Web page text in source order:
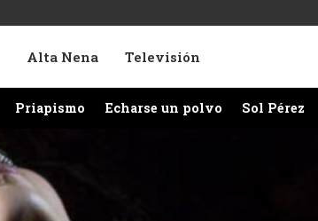
Alta Nena Televisión
Priapismo Echarse un polvo Sol Pérez